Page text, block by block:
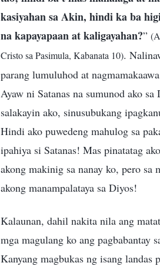
kasiyahan sa Akin, hindi ka ba
na kapayapaan at kaligayahan?”
Cristo sa Pasimula, Kabanata 10).
parang lumuluhod at
Ayaw ni Satanas na sumunod ako
salakayin ako, sinusubukang
Hindi ako puwedeng mahulog sa
ipahiya si Satanas! Mas pinatatag
akong makinig sa nanay ko, pero
akong manampalataya sa Diyos!
Kalaunan, dahil nakita nila ang
mga magulang ko ang pagbabantay
Kanyang magbukas ng isang